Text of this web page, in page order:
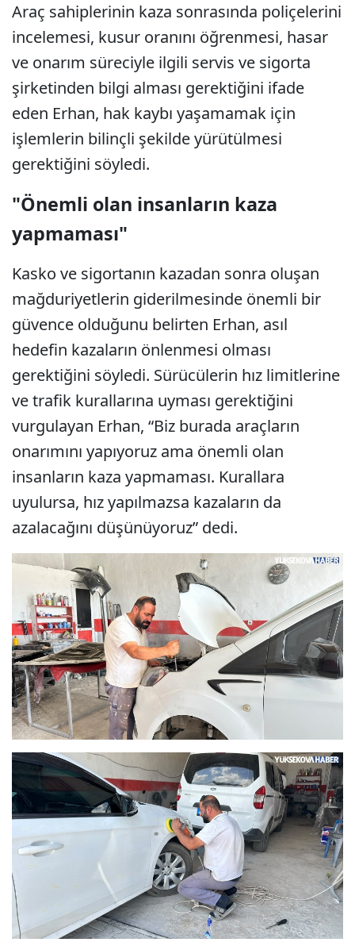
Araç sahiplerinin kaza sonrasında poliçelerini
incelemesi, kusur oranını öğrenmesi, hasar
ve onarım süreciyle ilgili servis ve sigorta
şirketinden bilgi alması gerektiğini ifade
eden Erhan, hak kaybı yaşamamak için
işlemlerin bilinçli şekilde yürütülmesi
gerektiğini söyledi.
"Önemli olan insanların kaza
yapmaması"
Kasko ve sigortanın kazadan sonra oluşan
mağduriyetlerin giderilmesinde önemli bir
güvence olduğunu belirten Erhan, asıl
hedefin kazaların önlenmesi olması
gerektiğini söyledi. Sürücülerin hız limitlerine
ve trafik kurallarına uyması gerektiğini
vurgulayan Erhan, “Biz burada araçların
onarımını yapıyoruz ama önemli olan
insanların kaza yapmaması. Kurallara
uyulursa, hız yapılmazsa kazaların da
azalacağını düşünüyoruz” dedi.